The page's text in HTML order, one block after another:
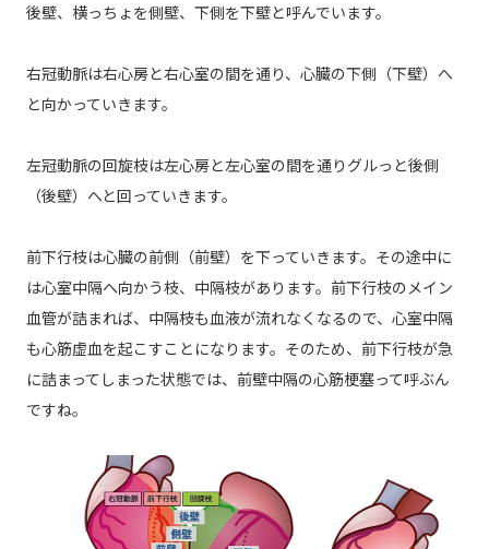
後壁、横っちょを側壁、下側を下壁と呼んでいます。
右冠動脈は右心房と右心室の間を通り、心臓の下側（下壁）へ
と向かっていきます。
左冠動脈の回旋枝は左心房と左心室の間を通りグルっと後側
（後壁）へと回っていきます。
前下行枝は心臓の前側（前壁）を下っていきます。その途中に
は心室中隔へ向かう枝、中隔枝があります。前下行枝のメイン
血管が詰まれば、中隔枝も血液が流れなくなるので、心室中隔
も心筋虚血を起こすことになります。そのため、前下行枝が急
に詰まってしまった状態では、前壁中隔の心筋梗塞って呼ぶん
ですね。